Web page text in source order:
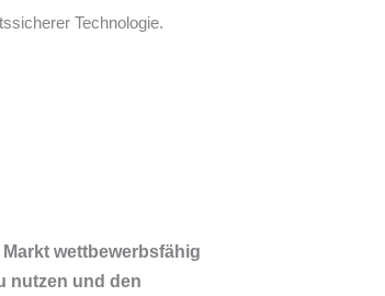
Technologie.
wettbewerbsfähig
nutzen und den